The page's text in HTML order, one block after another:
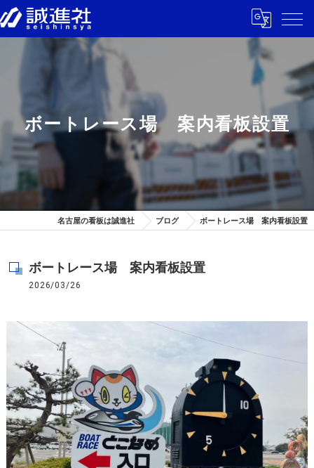
ボートレース場 案内看板設置
名古屋の看板は誠進社 ブログ ボートレース場 案内看板設置
ボートレース場 案内看板設置
2026/03/26